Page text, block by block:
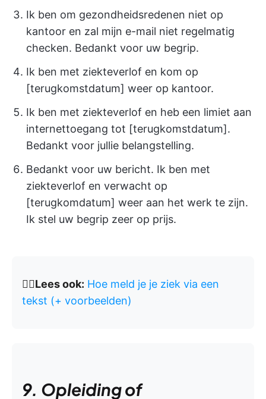
Ik ben om gezondheidsredenen niet op
kantoor en zal mijn e-mail niet regelmatig
checken. Bedankt voor uw begrip.
Ik ben met ziekteverlof en kom op
[terugkomstdatum] weer op kantoor.
Ik ben met ziekteverlof en heb een limiet aan
internettoegang tot [terugkomstdatum].
Bedankt voor jullie belangstelling.
Bedankt voor uw bericht. Ik ben met
ziekteverlof en verwacht op
[terugkomdatum] weer aan het werk te zijn.
Ik stel uw begrip zeer op prijs.
👉🏽Lees ook: Hoe meld je je ziek via een
tekst (+ voorbeelden)
9. Opleiding of